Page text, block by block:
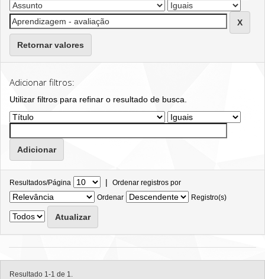
Retornar valores
Adicionar filtros:
Utilizar filtros para refinar o resultado de busca.
Resultados/Página | Ordenar registros por
Ordenar
Registro(s)
Resultado 1-1 de 1.